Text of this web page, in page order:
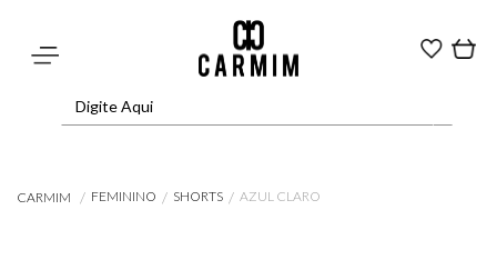
CARMIM FEMININO SHORTS AZUL CLARO